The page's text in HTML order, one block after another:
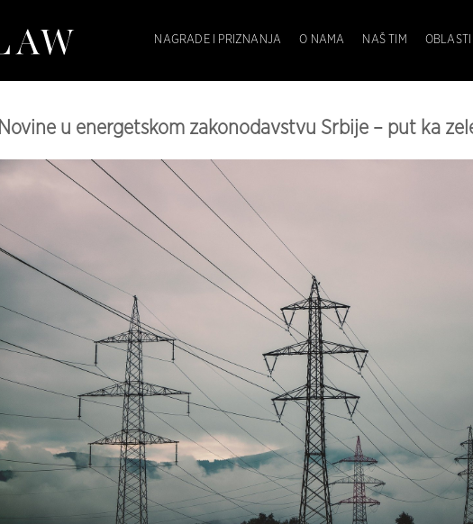
NAGRADE I PRIZNANJA O NAMA NAŠ TIM OBLASTI
Novine u energetskom zakonodavstvu Srbije – put ka